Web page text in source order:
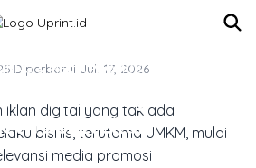
& MEDIA PROMOSI
Yang Hemat
Tapi Efektif
Diperbarui Juli 17, 2026
iklan digital yang tak ada
bisnis, terutama UMKM, mulai
media promosi